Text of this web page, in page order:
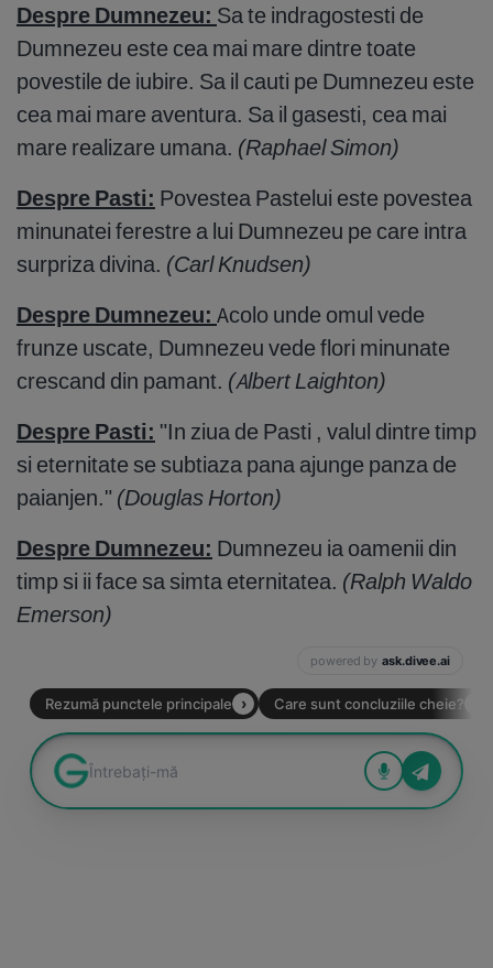
Despre Dumnezeu: Sa te indragostesti de
Dumnezeu este cea mai mare dintre toate
povestile de iubire. Sa il cauti pe Dumnezeu este
cea mai mare aventura. Sa il gasesti, cea mai
mare realizare umana. (Raphael Simon)
Despre Pasti: Povestea Pastelui este povestea
minunatei ferestre a lui Dumnezeu pe care intra
surpriza divina. (Carl Knudsen)
Despre Dumnezeu: Acolo unde omul vede
frunze uscate, Dumnezeu vede flori minunate
crescand din pamant. (Albert Laighton)
Despre Pasti: "In ziua de Pasti , valul dintre timp
si eternitate se subtiaza pana ajunge panza de
paianjen." (Douglas Horton)
Despre Dumnezeu: Dumnezeu ia oamenii din
timp si ii face sa simta eternitatea. (Ralph Waldo
Emerson)